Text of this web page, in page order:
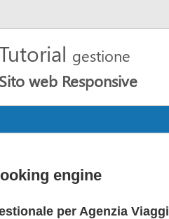
gestione
Sito web Responsive
Pagine
engine
per Agenzia Viaggi